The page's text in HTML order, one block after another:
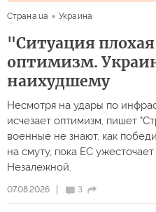
07.08.2026 3
Страна.ua Украина
"Ситуация
оптимизм.
наихудшему
Несмотря на удары по
исчезает оптимизм, пишет
военные не знают, как
на смуту, пока ЕС
Незалежной.